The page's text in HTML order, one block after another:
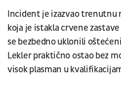
Incident je izazvao trenutnu
koja je istakla crvene
se bezbedno uklonili
Lekler praktično ostao bez
visok plasman u